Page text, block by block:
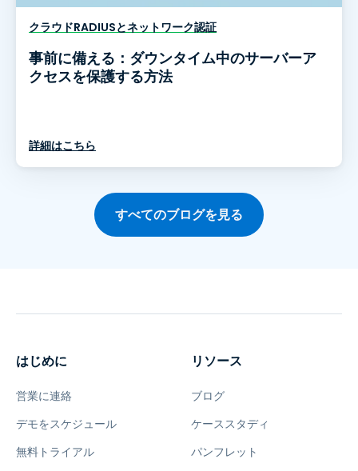
クラウドRADIUSとネットワーク認証
事前に備える：ダウンタイム中のサーバーア
クセスを保護する方法
詳細はこちら
すべてのブログを見る
はじめに
営業に連絡
デモをスケジュール
無料トライアル
リソース
ブログ
ケーススタディ
パンフレット